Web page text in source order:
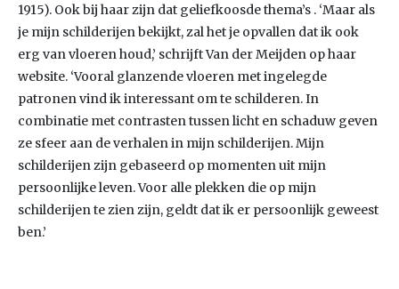
1915). Ook bij haar zijn dat geliefkoosde thema’s . ‘Maar als
je mijn schilderijen bekijkt, zal het je opvallen dat ik ook
erg van vloeren houd,’ schrijft Van der Meijden op haar
website. ‘Vooral glanzende vloeren met ingelegde
patronen vind ik interessant om te schilderen. In
combinatie met contrasten tussen licht en schaduw geven
ze sfeer aan de verhalen in mijn schilderijen. Mijn
schilderijen zijn gebaseerd op momenten uit mijn
persoonlijke leven. Voor alle plekken die op mijn
schilderijen te zien zijn, geldt dat ik er persoonlijk geweest
ben.’